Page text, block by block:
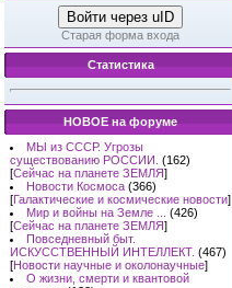
Войти через uID
Старая форма входа
Статистика
НОВОЕ на форуме
МЫ из СССР. Угрозы
существованию РОССИИ. (162)
[Сейчас на планете ЗЕМЛЯ]
Новости Космоса (366)
[Галактические и космические новости]
Мир и войны на Земле ...
(426)
[Сейчас на планете ЗЕМЛЯ]
Повседневный быт.
ИСКУССТВЕННЫЙ ИНТЕЛЛЕКТ. (467)
[Новости научные и околонаучные]
О жизни, смерти и квантовой